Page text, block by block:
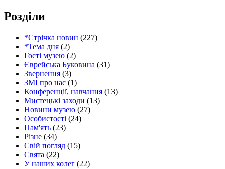
Розділи
*Стрічка новин (227)
*Тема дня (2)
Гості музею (2)
Єврейська Буковина (31)
Звернення (3)
ЗМІ про нас (1)
Конференції, навчання (13)
Мистецькі заходи (13)
Новини музею (27)
Особистості (24)
Пам'ять (23)
Різне (34)
Свій погляд (15)
Свята (22)
У наших колег (22)